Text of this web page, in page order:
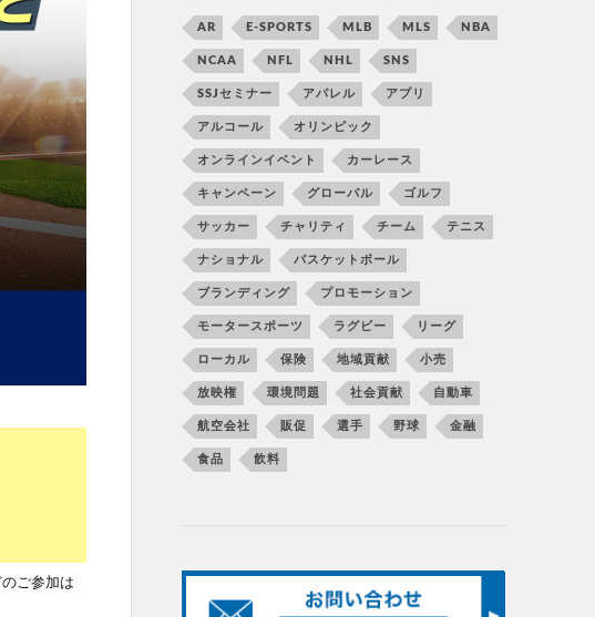
ご参加は
AR E-SPORTS MLB MLS NBA
NCAA NFL NHL SNS
SSJセミナー アパレル アプリ
アルコール オリンピック
オンラインイベント カーレース
キャンペーン グローバル ゴルフ
サッカー チャリティ チーム テニス
ナショナル バスケットボール
ブランディング プロモーション
モータースポーツ ラグビー リーグ
ローカル 保険 地域貢献 小売
放映権 環境問題 社会貢献 自動車
航空会社 販促 選手 野球 金融
食品 飲料